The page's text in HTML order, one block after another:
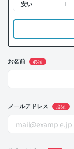
お名前 必須
メールアドレス 必須